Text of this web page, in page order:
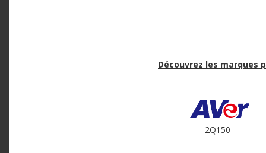
Découvrez les marques
2Q150